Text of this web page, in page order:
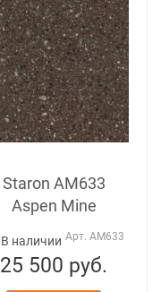
Staron AM633
Aspen Mine
В наличии Арт. AM633
25 500 руб.